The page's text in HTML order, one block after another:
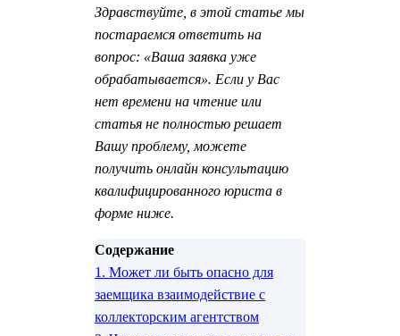
Здравствуйте, в этой статье мы
постараемся ответить на
вопрос: «Ваша заявка уже
обрабатывается». Если у Вас
нет времени на чтение или
статья не полностью решает
Вашу проблему, можете
получить онлайн консультацию
квалифицированного юриста в
форме ниже.
Содержание
1. Может ли быть опасно для
заемщика взаимодействие с
коллекторским агентством